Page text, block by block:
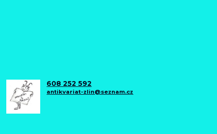
608 252 592
antikvariat-zlin@seznam.cz